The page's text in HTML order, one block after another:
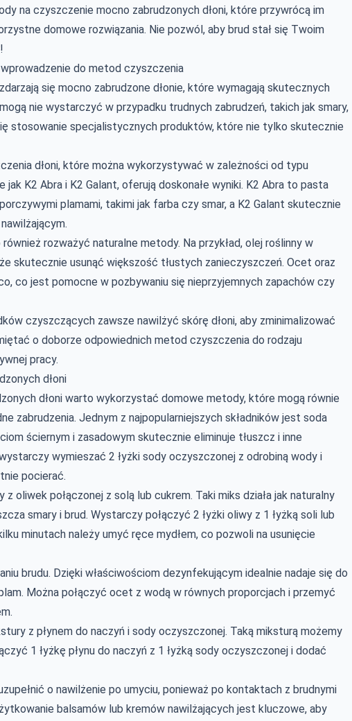
na czyszczenie mocno zabrudzonych dłoni, które przywrócą im
domowe rozwiązania. Nie pozwól, aby brud stał się Twoim
do metod czyszczenia
się mocno zabrudzone dłonie, które wymagają skutecznych
nie wystarczyć w przypadku trudnych zabrudzeń, takich jak smary,
stosowanie specjalistycznych produktów, które nie tylko skutecznie
dłoni, które można wykorzystywać w zależności od typu
K2 Abra i K2 Galant, oferują doskonałe wyniki. K2 Abra to pasta
plamami, takimi jak farba czy smar, a K2 Galant skutecznie
rozważyć naturalne metody. Na przykład, olej roślinny w
skutecznie usunąć większość tłustych zanieczyszczeń. Ocet oraz
co jest pomocne w pozbywaniu się nieprzyjemnych zapachów czy
czyszczących zawsze nawilżyć skórę dłoni, aby zminimalizować
o doborze odpowiednich metod czyszczenia do rodzaju
pracy.
dłoni
dłoni warto wykorzystać domowe metody, które mogą równie
zabrudzenia. Jednym z najpopularniejszych składników jest soda
ściernym i zasadowym skutecznie eliminuje tłuszcz i inne
wymieszać 2 łyżki sody oczyszczonej z odrobiną wody i
pocierać.
oliwek połączonej z solą lub cukrem. Taki miks działa jak naturalny
smary i brud. Wystarczy połączyć 2 łyżki oliwy z 1 łyżką soli lub
minutach należy umyć ręce mydłem, co pozwoli na usunięcie
brudu. Dzięki właściwościom dezynfekującym idealnie nadaje się do
Można połączyć ocet z wodą w równych proporcjach i przemyć
z płynem do naczyń i sody oczyszczonej. Taką miksturą możemy
1 łyżkę płynu do naczyń z 1 łyżką sody oczyszczonej i dodać
o nawilżenie po umyciu, ponieważ po kontaktach z brudnymi
balsamów lub kremów nawilżających jest kluczowe, aby